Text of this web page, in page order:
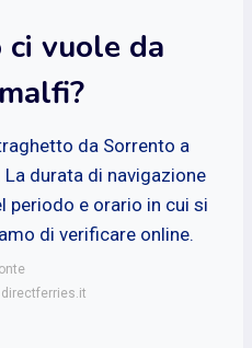
vuole da
da Sorrento a
durata di navigazione
periodo e orario in cui si
di verificare online.